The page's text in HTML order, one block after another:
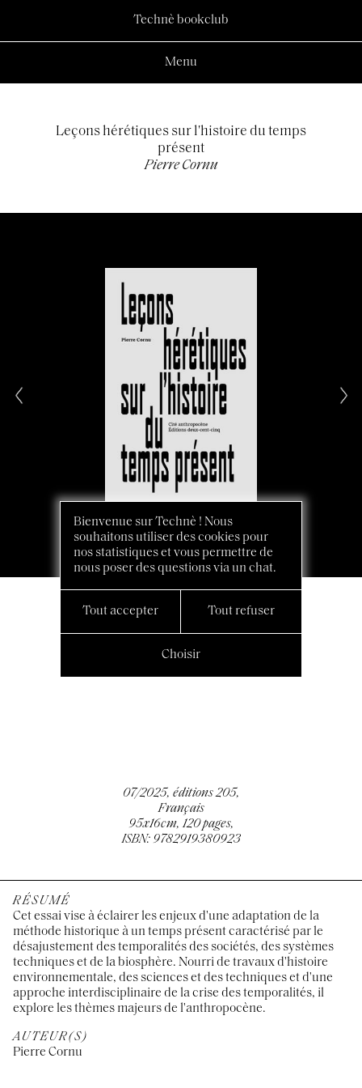
Technè bookclub
Menu
Leçons hérétiques sur l'histoire du temps
présent
Pierre Cornu
07/2025, éditions 205,
Français
95x16cm, 120 pages,
ISBN: 9782919380923
RÉSUMÉ
Cet essai vise à éclairer les enjeux d'une adaptation de la
méthode historique à un temps présent caractérisé par le
désajustement des temporalités des sociétés, des systèmes
techniques et de la biosphère. Nourri de travaux d'histoire
environnementale, des sciences et des techniques et d'une
approche interdisciplinaire de la crise des temporalités, il
explore les thèmes majeurs de l'anthropocène.
AUTEUR(S)
Pierre Cornu
Bienvenue sur Technè ! Nous
souhaitons utiliser des cookies pour
nos statistiques et vous permettre de
nous poser des questions via un chat.
Tout accepter Tout refuser
Choisir